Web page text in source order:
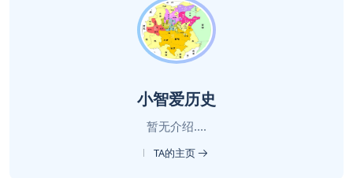
小智爱历史
暂无介绍....
TA的主页